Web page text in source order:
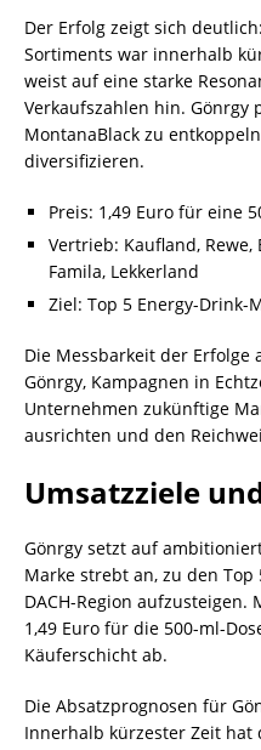
Der Erfolg zeigt sich
Sortiments war innerhalb
weist auf eine starke
Verkaufszahlen hin. Gönrgy
MontanaBlack zu
diversifizieren.
Preis: 1,49 Euro für eine
Vertrieb: Kaufland, Rewe,
Famila, Lekkerland
Ziel: Top 5 Energy-Drink-
Die Messbarkeit der Erfolge
Gönrgy, Kampagnen in
Unternehmen zukünftige
ausrichten und den
Umsatzziele
Gönrgy setzt auf
Marke strebt an, zu den
DACH-Region aufzusteigen.
1,49 Euro für die 500-ml-
Käuferschicht ab.
Die Absatzprognosen für
Innerhalb kürzester Zeit hat